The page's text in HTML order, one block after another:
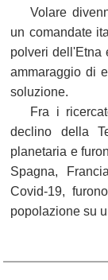
Volare
un comandate
polveri dell'Etna
ammaraggio di
soluzione.
Fra i
declino della
planetaria e
Spagna,
Covid-19,
popolazione su